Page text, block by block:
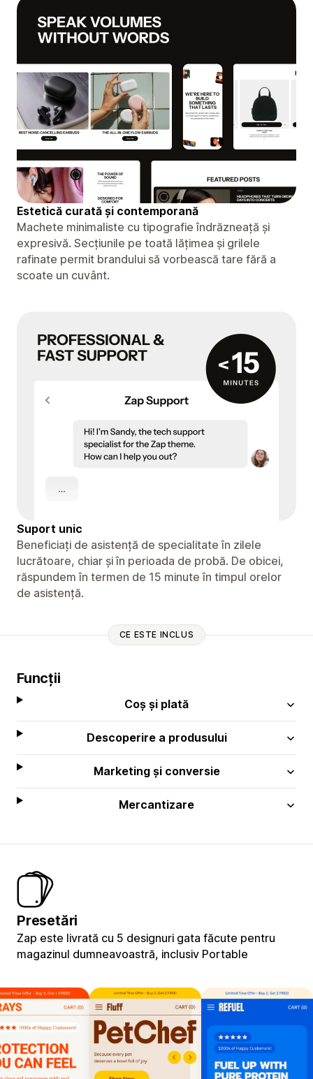
Estetică curată și contemporană
Machete minimaliste cu tipografie îndrăzneață și
expresivă. Secțiunile pe toată lățimea și grilele
rafinate permit brandului să vorbească tare fără a
scoate un cuvânt.
Suport unic
Beneficiați de asistență de specialitate în zilele
lucrătoare, chiar și în perioada de probă. De obicei,
răspundem în termen de 15 minute în timpul orelor
de asistență.
CE ESTE INCLUS
Funcții
Coș și plată
Descoperire a produsului
Marketing și conversie
Mercantizare
Presetări
Zap este livrată cu 5 designuri gata făcute pentru
magazinul dumneavoastră, inclusiv Portable